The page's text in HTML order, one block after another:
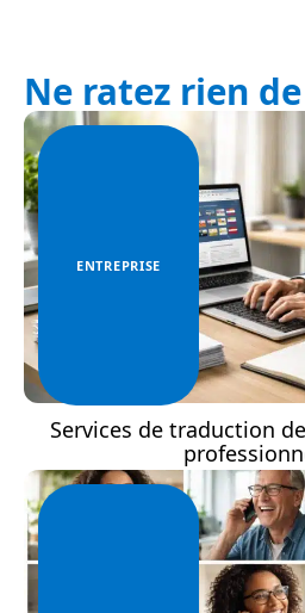
Ne ratez rien
ENTREPRISE
Services de traduction